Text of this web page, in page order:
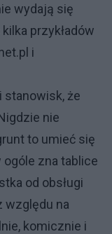
wydają się
przykładów
i
stanowisk, że
nie
to umieć się
zna tablice
od obsługi
względu na
komicznie i